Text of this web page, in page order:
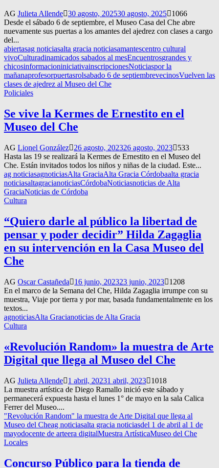
AG Julieta Allende 30 agosto, 202530 agosto, 2025
1066
Desde el sábado 6 de septiembre, el Museo Casa del Che abre
nuevamente sus puertas a los amantes del ajedrez con clases a cargo
del...
abiertasag noticiasalta gracia noticiasamantescentro cultural
vivoCulturadinamicados sabados al mesEncuentrosgrandes y
chicosinformacioniniciativainscripcionesNoticiaspor la
mañanaprofesorpuertasrolsabado 6 de septiembrevecinosVuelven las
clases de ajedrez al Museo del Che
Policiales
Se vive la Kermes de Ernestito en el
Museo del Che
AG Lionel González 26 agosto, 202326 agosto, 2023
533
Hasta las 19 se realizará la Kermes de Ernestito en el Museo del
Che. Están invitados todos los niños y niñas de la ciudad. Este...
ag noticiasagnoticiasAlta GraciaAlta Gracia Córdobaalta gracia
noticiasaltagracianoticiasCórdobaNoticiasnoticias de Alta
GraciaNoticias de Córdoba
Cultura
“Quiero darle al público la libertad de
pensar y poder decidir” Hilda Zagaglia
en su intervención en la Casa Museo del
Che
AG Oscar Castañeda 16 junio, 202323 junio, 2023
1208
En el marco de la Semana del Che, Hilda Zagaglia irrumpe con su
muestra, Viaje por tierra y por mar, basada fundamentalmente en los
textos...
agnoticiasAlta Gracianoticias de Alta Gracia
Cultura
«Revolución Random» la muestra de Arte
Digital que llega al Museo del Che
AG Julieta Allende 1 abril, 20231 abril, 2023
1018
La muestra artística de Diego Ramallo inició este sábado y
permanecerá expuesta hasta el lunes 1° de mayo en la sala Calica
Ferrer del Museo....
"Revolución Random" la muestra de Arte Digital que llega al
Museo del Cheag noticiasalta gracia noticiasdel 1 de abril al 1 de
mayodocente de arteera digitalMuestra ArtísticaMuseo del Che
Locales
Concurso Público para la tienda de